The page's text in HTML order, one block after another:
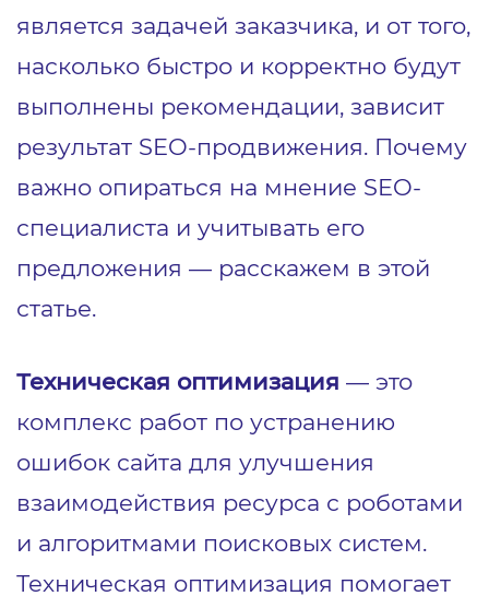
является задачей заказчика, и от того,
насколько быстро и корректно будут
выполнены рекомендации, зависит
результат SEO-продвижения. Почему
важно опираться на мнение SEO-
специалиста и учитывать его
предложения — расскажем в этой
статье.
Техническая оптимизация — это
комплекс работ по устранению
ошибок сайта для улучшения
взаимодействия ресурса с роботами
и алгоритмами поисковых систем.
Техническая оптимизация помогает